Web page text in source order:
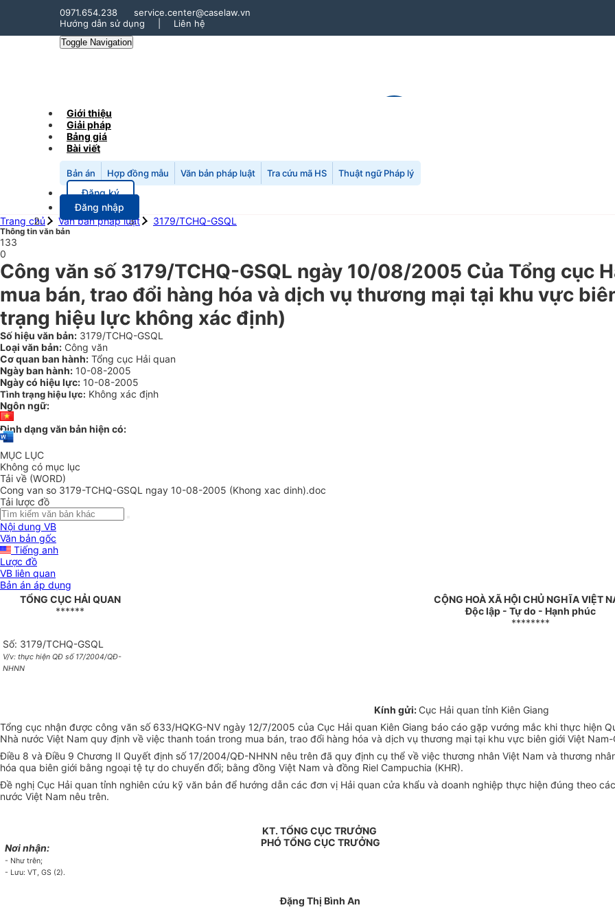
0971.654.238
service.center@caselaw.vn
Hướng dẫn sử dụng
Liên hệ
Toggle Navigation
Giới thiệu
Giải pháp
Bảng giá
Bài viết
Bản án Hợp đồng mẫu Văn bản pháp luật Tra cứu mã HS Thuật ngữ Pháp lý
Đăng ký
Đăng nhập
Trang chủ
Văn bản pháp luật 3179/TCHQ-GSQL
Thông tin văn bản
133
0
Công văn số 3179/TCHQ-GSQL ngày 10/08/2005 Của Tổng cục
mua bán, trao đổi hàng hóa và dịch vụ thương mại tại khu vực
trạng hiệu lực không xác định)
Số hiệu văn bản: 3179/TCHQ-GSQL
Loại văn bản: Công văn
Cơ quan ban hành: Tổng cục Hải quan
Ngày ban hành: 10-08-2005
Ngày có hiệu lực: 10-08-2005
Tình trạng hiệu lực: Không xác định
Ngôn ngữ:
Định dạng văn bản hiện có:
MỤC LỤC
Không có mục lục
Tải về (WORD)
Cong van so 3179-TCHQ-GSQL ngay 10-08-2005 (Khong xac dinh).doc
Tải lược đồ
Nội dung VB
Văn bản gốc
Tiếng anh
Lược đồ
VB liên quan
Bản án áp dụng
TỔNG CỤC HẢI QUAN
******
CỘNG HOÀ XÃ HỘI CHỦ NGHĨA VIỆT
Độc lập - Tự do - Hạnh phúc
********
Số: 3179/TCHQ-GSQL
V/v: thực hiện QĐ số 17/2004/QĐ-
NHNN
Kính gửi: Cục Hải quan tỉnh Kiên Giang
Tổng cục nhận được công văn số 633/HQKG-NV ngày 12/7/2005 của Cục Hải quan Kiên Giang báo cáo gặp vướng mắc khi thực
Nhà nước Việt Nam quy định về việc thanh toán trong mua bán, trao đổi hàng hóa và dịch vụ thương mại tại khu vực biên giới Việt
Điều 8 và Điều 9 Chương II Quyết định số 17/2004/QĐ-NHNN nêu trên đã quy định cụ thể về việc thương nhân Việt Nam và thương
hóa qua biên giới bằng ngoại tệ tự do chuyển đổi; bằng đồng Việt Nam và đồng Riel Campuchia (KHR).
Đề nghị Cục Hải quan tỉnh nghiên cứu kỹ văn bản để hướng dẫn các đơn vị Hải quan cửa khẩu và doanh nghiệp thực hiện đúng theo
nước Việt Nam nêu trên.
Nơi nhận:
- Như trên;
- Lưu: VT, GS (2).
KT. TỔNG CỤC TRƯỞNG
PHÓ TỔNG CỤC TRƯỞNG
Đặng Thị Bình An